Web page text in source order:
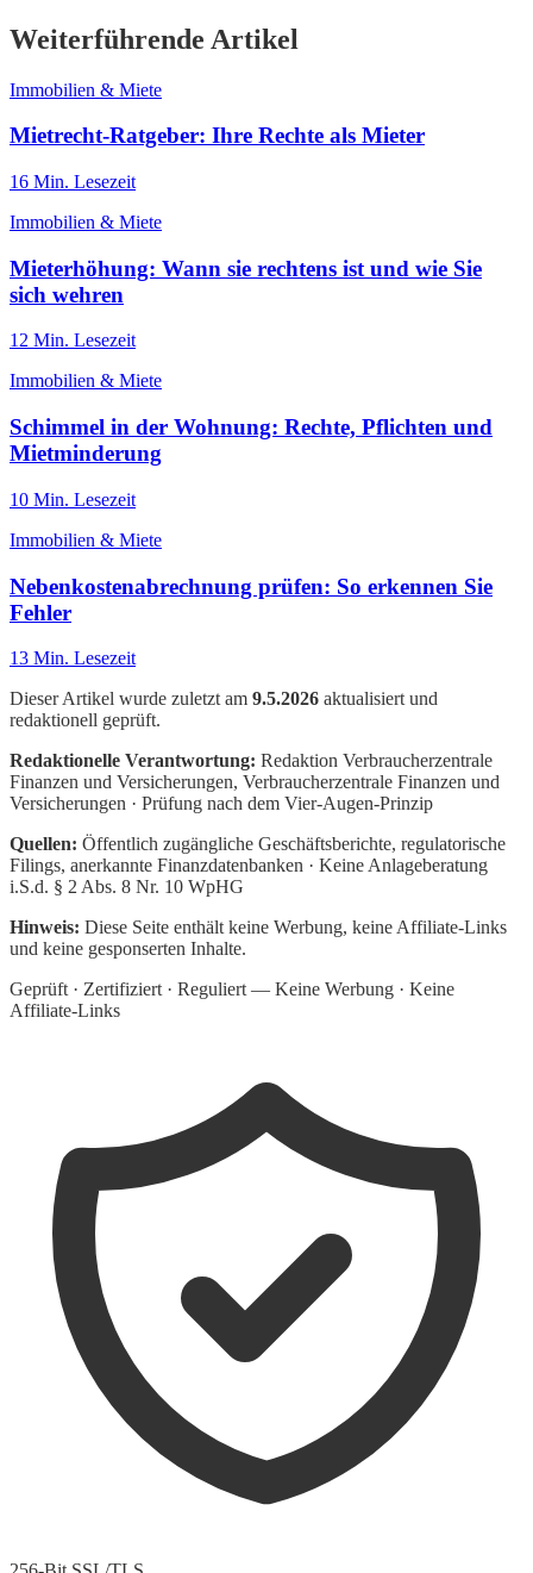
Weiterführende Artikel
Immobilien & Miete
Mietrecht-Ratgeber: Ihre Rechte als Mieter
16 Min. Lesezeit
Immobilien & Miete
Mieterhöhung: Wann sie rechtens ist und wie Sie
sich wehren
12 Min. Lesezeit
Immobilien & Miete
Schimmel in der Wohnung: Rechte, Pflichten und
Mietminderung
10 Min. Lesezeit
Immobilien & Miete
Nebenkostenabrechnung prüfen: So erkennen Sie
Fehler
13 Min. Lesezeit
Dieser Artikel wurde zuletzt am 9.5.2026 aktualisiert und
redaktionell geprüft.
Redaktionelle Verantwortung: Redaktion Verbraucherzentrale
Finanzen und Versicherungen, Verbraucherzentrale Finanzen und
Versicherungen · Prüfung nach dem Vier-Augen-Prinzip
Quellen: Öffentlich zugängliche Geschäftsberichte, regulatorische
Filings, anerkannte Finanzdatenbanken · Keine Anlageberatung
i.S.d. § 2 Abs. 8 Nr. 10 WpHG
Hinweis: Diese Seite enthält keine Werbung, keine Affiliate-Links
und keine gesponserten Inhalte.
Geprüft · Zertifiziert · Reguliert — Keine Werbung · Keine
Affiliate-Links